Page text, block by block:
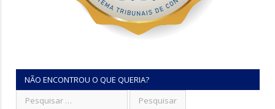
NÃO ENCONTROU O QUE QUERIA?